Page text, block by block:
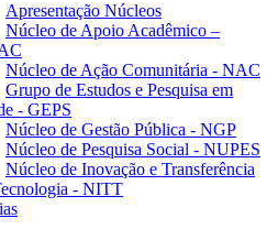
Apresentação Núcleos
Núcleo de Apoio Acadêmico –
Núcleo de Ação Comunitária - NAC
Grupo de Estudos e Pesquisa em
- GEPS
Núcleo de Gestão Pública - NGP
Núcleo de Pesquisa Social - NUPES
Núcleo de Inovação e Transferência
- NITT